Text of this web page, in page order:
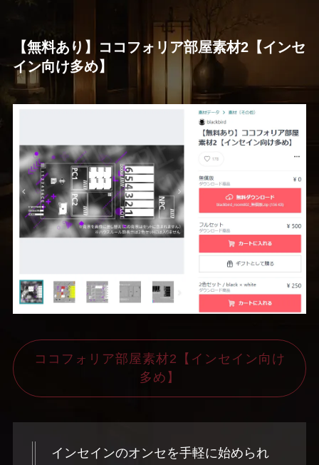
【無料あり】ココフォリア部屋素材2【インセ
イン向け多め】
ココフォリア部屋素材2【インセイン向け
多め】
インセインのオンセを手軽に始められ